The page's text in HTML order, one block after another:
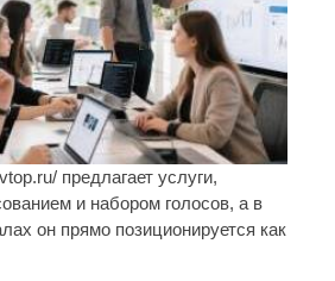
предлагает услуги,
и набором голосов, а в
он прямо позиционируется как